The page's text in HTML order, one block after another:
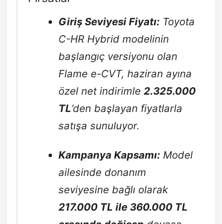
Giriş Seviyesi Fiyatı: Toyota
C-HR Hybrid modelinin
başlangıç versiyonu olan
Flame e-CVT, haziran ayına
özel net indirimle2.325.000
TL’den başlayan fiyatlarla
satışa sunuluyor.
Kampanya Kapsamı: Model
ailesinde donanım
seviyesine bağlı olarak
217.000 TL ile 360.000 TL